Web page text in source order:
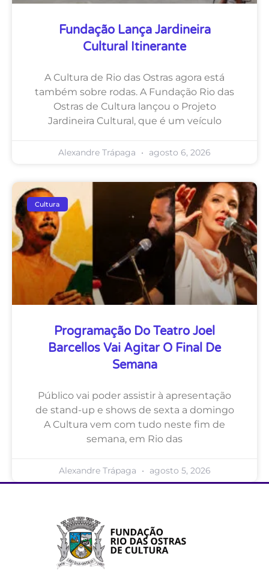
Fundação Lança Jardineira
Cultural Itinerante
A Cultura de Rio das Ostras agora está
também sobre rodas. A Fundação Rio das
Ostras de Cultura lançou o Projeto
Jardineira Cultural, que é um veículo
Alexandre Trápaga agosto 6, 2026
Cultura
Programação Do Teatro Joel
Barcellos Vai Agitar O Final De
Semana
Público vai poder assistir à apresentação
de stand-up e shows de sexta a domingo
A Cultura vem com tudo neste fim de
semana, em Rio das
Alexandre Trápaga agosto 5, 2026